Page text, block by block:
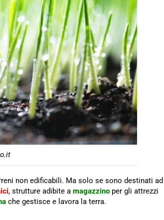
non edificabili. Ma solo se sono destinati ad
, strutture adibite a magazzino per gli attrezzi
che gestisce e lavora la terra.